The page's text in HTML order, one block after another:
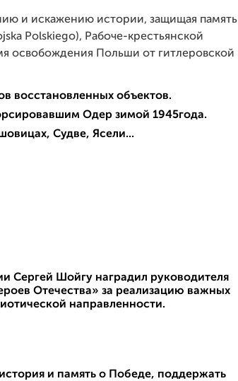
и искажению истории, защищая память
Polskiego), Рабоче-крестьянской
освобождения Польши от гитлеровской
восстановленных объектов.
Одер зимой 1945года.
Судве, Ясели...
Сергей Шойгу наградил руководителя
Отечества» за реализацию важных
направленности.
и память о Победе, поддержать